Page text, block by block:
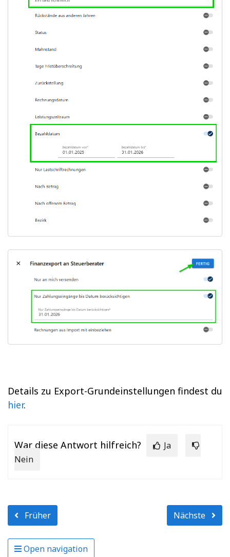
Details zu Export-Grundeinstellungen findest du
hier.
War diese Antwort hilfreich?
Ja
Nein
Früher Nächste
Open navigation